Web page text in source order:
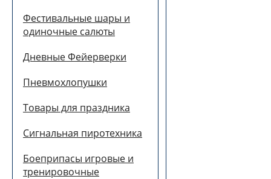
Фестивальные шары и
одиночные салюты
Дневные Фейерверки
Пневмохлопушки
Товары для праздника
Сигнальная пиротехника
Боеприпасы игровые и
тренировочные